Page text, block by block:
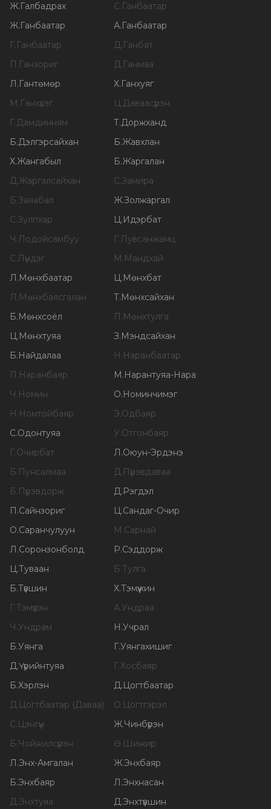
Ж.Галбадрах С.Ганбаатар
Ж.Ганбаатар А.Ганбаатар
Г.Ганбаатар Д.Ганбат
П.Ганзориг Д.Ганмаа
Л.Гантөмөр Х.Ганхуяг
М.Ганхүлэг Ц.Даваасүрэн
Г.Дамдинням Т.Доржханд
Б.Дэлгэрсайхан Б.Жавхлан
Х.Жангабыл Б.Жаргалан
Д.Жаргалсайхан С.Замира
Б.Заяабал Ж.Золжаргал
С.Зулпхар Ц.Идэрбат
Ч.Лодойсамбуу Г.Лувсанжамц
С.Лүндэг М.Мандхай
Л.Мөнхбаатар Ц.Мөнхбат
Л.Мөнхбаясгалан Т.Мөнхсайхан
Б.Мөнхсоёл П.Мөнхтулга
Ц.Мөнхтуяа З.Мэндсайхан
Б.Найдалаа Н.Наранбаатар
П.Наранбаяр М.Нарантуяа-Нара
Ч.Номин О.Номинчимэг
Н.Номтойбаяр Э.Одбаяр
С.Одонтуяа У.Отгонбаяр
Г.Очирбат Л.Оюун-Эрдэнэ
Б.Пунсалмаа Д.Пүрэвдаваа
Б.Пүрэвдорж Д.Рэгдэл
П.Сайнзориг Ц.Сандаг-Очир
О.Саранчулуун М.Сарнай
Л.Соронзонболд Р.Сэддорж
Ц.Туваан Б.Тулга
Б.Түвшин Х.Тэмүүжин
Г.Тэмүүлэн А.Ундраа
Ч.Ундрам Н.Учрал
Б.Уянга Г.Уянгахишиг
Д.Үүрийнтуяа Г.Хосбаяр
Б.Хэрлэн Д.Цогтбаатар
Д.Цогтбаатар (Даваа) О.Цогтгэрэл
С.Цэнгүүн Ж.Чинбүрэн
Б.Чойжилсүрэн Ө.Шижир
Л.Энх-Амгалан Ж.Энхбаяр
Б.Энхбаяр Л.Энхнасан
Д.Энхтуяа Д.Энхтүвшин